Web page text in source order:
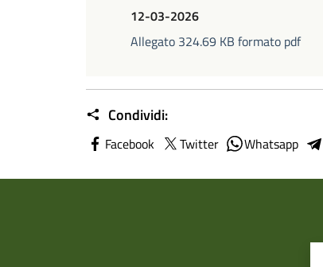
12-03-2026
Allegato 324.69 KB formato pdf
Condividi:
Facebook Twitter Whatsapp